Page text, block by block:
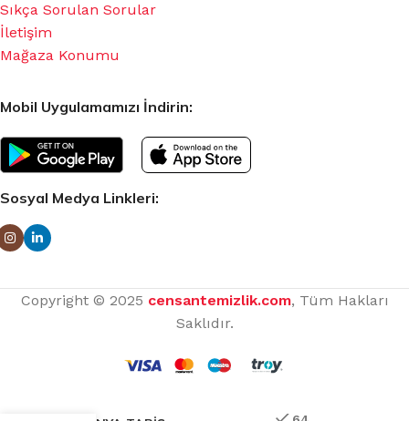
Sıkça Sorulan Sorular
İletişim
Mağaza Konumu
Mobil Uygulamamızı İndirin:
Sosyal Medya Linkleri:
Copyright © 2025 censantemizlik.com, Tüm Hakları
Saklıdır.